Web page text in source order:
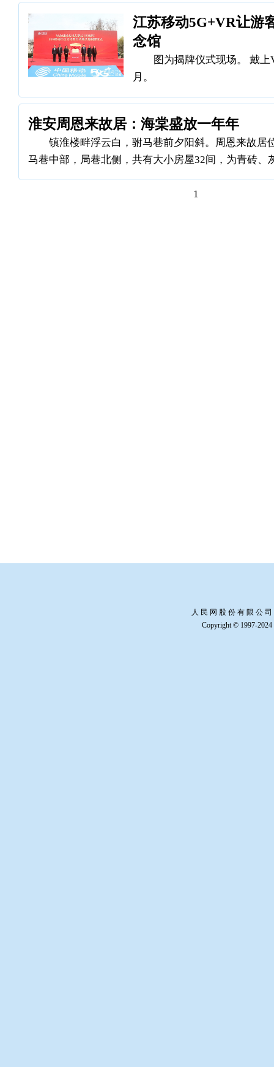
江苏移动5G+VR让游
念馆
图为揭牌仪式现场。 戴
月。
淮安周恩来故居：海棠盛放一年年
镇淮楼畔浮云白，驸马巷前夕阳斜。周恩来故居
马巷中部，局巷北侧，共有大小房屋32间，为青砖、
1
人 民 网 股 份 有 限 公
Copyright © 1997-2024